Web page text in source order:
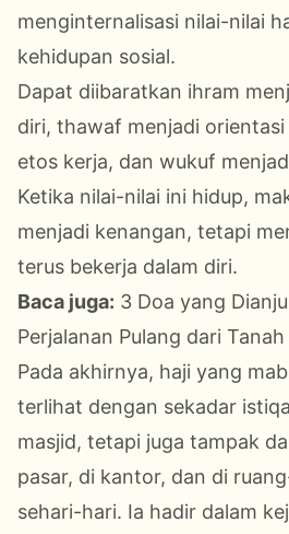
menginternalisasi nilai-nilai
kehidupan sosial.
Dapat diibaratkan ihram
diri, thawaf menjadi orientasi
etos kerja, dan wukuf
Ketika nilai-nilai ini hidup,
menjadi kenangan, tetapi
terus bekerja dalam diri.
Baca juga: 3 Doa yang
Perjalanan Pulang dari Tanah
Pada akhirnya, haji yang
terlihat dengan sekadar
masjid, tetapi juga tampak
pasar, di kantor, dan di
sehari-hari. Ia hadir dalam